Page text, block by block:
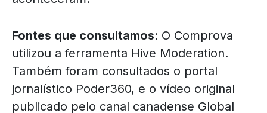
Fontes que consultamos: O Comprova
utilizou a ferramenta Hive Moderation.
Também foram consultados o portal
jornalístico Poder360, e o vídeo original
publicado pelo canal canadense Global